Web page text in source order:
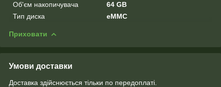
Об'єм накопичувача
64 GB
Тип диска
eMMC
Приховати
Умови доставки
Доставка здійснюється тільки по передоплаті.